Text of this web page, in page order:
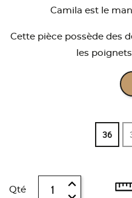
Camila est le
Cette pièce possède des
les
36
Qté